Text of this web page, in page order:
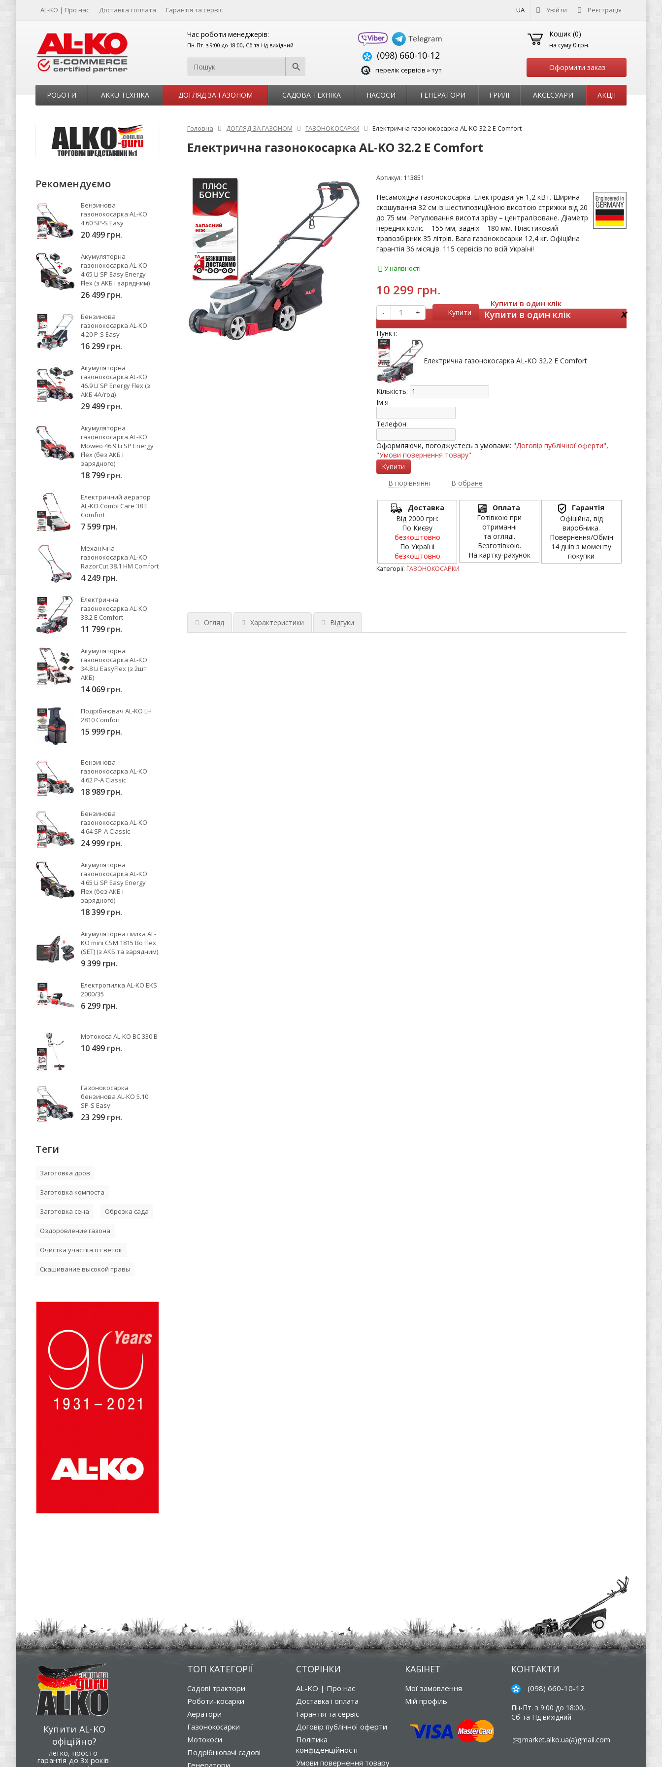
AL-KO | Про нас Доставка і оплата Гарантія та сервіс UA Увійти Реєстрація
Час роботи менеджерів:
Пн-Пт. з 9:00 до 18:00, Сб та Нд вихідний
(098) 660-10-12
перелік сервісів » тут
Кошик (0)
на суму 0 грн.
Оформити заказ
РОБОТИ AKKU ТЕХНІКА ДОГЛЯД ЗА ГАЗОНОМ САДОВА ТЕХНІКА НАСОСИ ГЕНЕРАТОРИ ГРИЛІ АКСЕСУАРИ АКЦІІ
Головна ДОГЛЯД ЗА ГАЗОНОМ ГАЗОНОКОСАРКИ Електрична газонокосарка AL-KO 32.2 E Comfort
Електрична газонокосарка AL-KO 32.2 E Comfort
Артикул: 113851
Несамохідна газонокосарка. Електродвигун 1,2 кВт. Ширина
скошування 32 см із шестипозиційною висотою стрижки від 20
до 75 мм. Регулювання висоти зрізу – централізоване. Діаметр
передніх коліс – 155 мм, задніх – 180 мм. Пластиковий
травозбірник 35 літрів. Вага газонокосарки 12,4 кг. Офіційна
гарантія 36 місяців. 115 сервісів по всій Україні!
У наявності
10 299 грн.
- + Купити
Купити в один клік
Купити в один клік x
Пункт:
Електрична газонокосарка AL-KO 32.2 E Comfort
Кількість:
Ім'я
Телефон
Оформляючи, погоджуєтесь з умовами: "Договір публічної оферти",
"Умови повернення товару"
В порівнянні В обране
Доставка
Від 2000 грн:
По Києву
безкоштовно
По Україні
безкоштовно
Оплата
Готівкою при
отриманні
та огляді.
Безготівкою.
На картку-рахунок
Гарантія
Офіційна, від
виробника.
Повернення/Обмін
14 днів з моменту
покупки
Категорії: ГАЗОНОКОСАРКИ
Огляд Характеристики Відгуки
Рекомендуємо
Бензинова
газонокосарка AL-KO
4.60 SP-S Easy
20 499 грн.
Акумуляторна
газонокосарка AL-KO
4.65 Li SP Easy Energy
Flex (з АКБ і зарядним)
26 499 грн.
Бензинова
газонокосарка AL-KO
4.20 P-S Easy
16 299 грн.
Акумуляторна
газонокосарка AL-KO
46.9 LI SP Energy Flex (з
АКБ 4А/год)
29 499 грн.
Акумуляторна
газонокосарка AL-KO
Moweo 46.9 Li SP Energy
Flex (без АКБ і
зарядного)
18 799 грн.
Електричний аератор
AL-KO Combi Care 38 E
Comfort
7 599 грн.
Механічна
газонокосарка AL-KO
RazorCut 38.1 HM Comfort
4 249 грн.
Електрична
газонокосарка AL-KO
38.2 E Comfort
11 799 грн.
Акумуляторна
газонокосарка AL-KO
34.8 Li EasyFlex (з 2шт
АКБ)
14 069 грн.
Подрібнювач AL-KO LH
2810 Comfort
15 999 грн.
Бензинова
газонокосарка AL-KO
4.62 P-A Classic
18 989 грн.
Бензинова
газонокосарка AL-KO
4.64 SP-A Classic
24 999 грн.
Акумуляторна
газонокосарка AL-KO
4.65 Li SP Easy Energy
Flex (без АКБ і
зарядного)
18 399 грн.
Акумуляторна пилка AL-
KO mini CSM 1815 Bo Flex
(SET) (з АКБ та зарядним)
9 399 грн.
Електропилка AL-KO EKS
2000/35
6 299 грн.
Мотокоса AL-KO BC 330 B
10 499 грн.
Газонокосарка
бензинова AL-KO 5.10
SP-S Easy
23 299 грн.
Теги
Заготовка дров
Заготовка компоста
Заготовка сена Обрезка сада
Оздоровление газона
Очистка участка от веток
Скашивание высокой травы
Купити AL-KO
офіційно?
легко, просто
гарантія до 3х років
ТОП КАТЕГОРІЇ
Садові трактори
Роботи-косарки
Аератори
Газонокосарки
Мотокоси
Подрібнювачі садові
СТОРІНКИ
AL-KO | Про нас
Доставка і оплата
Гарантія та сервіс
Договір публічної оферти
Політика
конфіденційності
Умови повернення товару
КАБІНЕТ
Мої замовлення
Мій профіль
КОНТАКТИ
(098) 660-10-12
Пн-Пт. з 9:00 до 18:00,
Сб та Нд вихідний
market.alko.ua(a)gmail.com